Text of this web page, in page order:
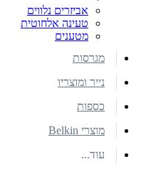
אביזרים נלווים
טעינה אלחוטית
מטענים
מגרסות
נייר ומוצריו
כספות
מוצרי Belkin
עוד...